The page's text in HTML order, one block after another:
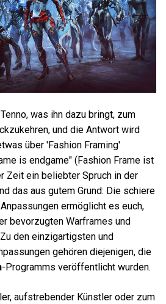
was ihn dazu bringt, zum
und die Antwort wird
über 'Fashion Framing'
is endgame" (Fashion Frame ist
Zeit ein beliebter Spruch in der
das aus gutem Grund: Die schiere
ermöglicht es euch,
bevorzugten Warframes und
den einzigartigsten und
gehören diejenigen, die
-Programms veröffentlicht wurden.
aufstrebender Künstler oder zum